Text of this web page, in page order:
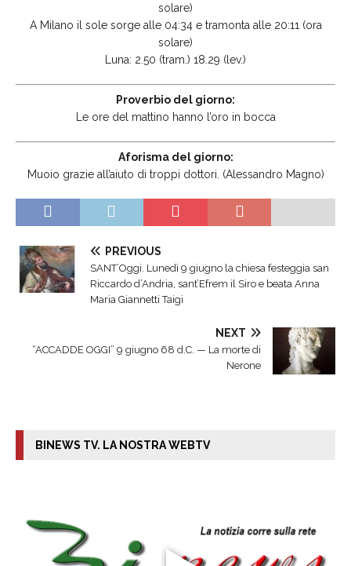
solare)
A Milano il sole sorge alle 04:34 e tramonta alle 20:11 (ora
solare)
Luna: 2.50 (tram.) 18.29 (lev.)
Proverbio del giorno:
Le ore del mattino hanno l’oro in bocca
Aforisma del giorno:
Muoio grazie all’aiuto di troppi dottori. (Alessandro Magno)
PREVIOUS
SANT’Oggi. Lunedì 9 giugno la chiesa festeggia san
Riccardo d’Andria, sant’Efrem il Siro e beata Anna
Maria Giannetti Taigi
NEXT
“ACCADDE OGGI” 9 giugno 68 d.C. — La morte di
Nerone
BINEWS TV. LA NOSTRA WEBTV